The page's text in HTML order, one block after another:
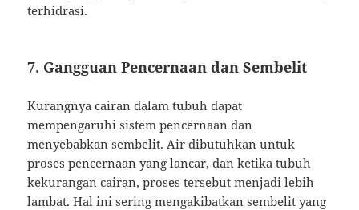
terhidrasi.
7. Gangguan Pencernaan dan Sembelit
Kurangnya cairan dalam tubuh dapat
mempengaruhi sistem pencernaan dan
menyebabkan sembelit. Air dibutuhkan untuk
proses pencernaan yang lancar, dan ketika tubuh
kekurangan cairan, proses tersebut menjadi lebih
lambat. Hal ini sering mengakibatkan sembelit yang